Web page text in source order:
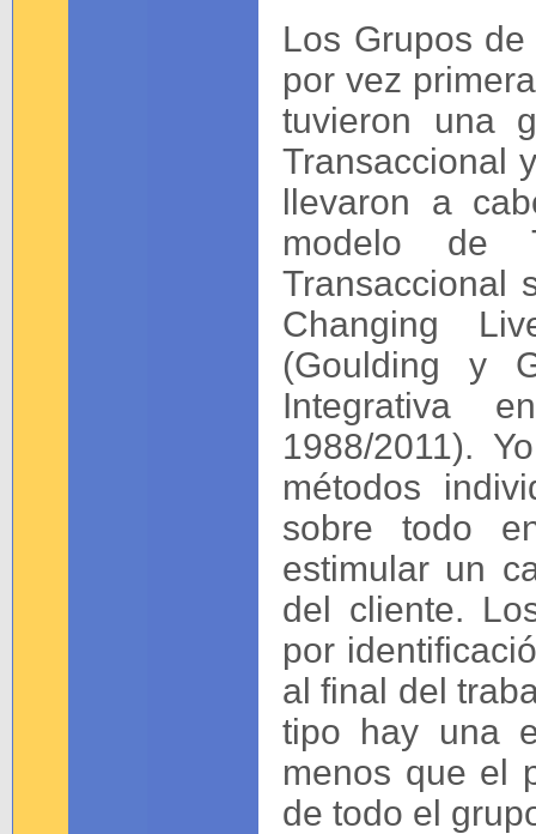
Los Grupos
por vez
tuvieron una
Transaccional
llevaron a
modelo de
Transaccional
Changing
(Goulding y
Integrativa
1988/2011).
métodos
sobre todo
estimular un
del cliente.
por
al final del
tipo hay una
menos que el
de todo el